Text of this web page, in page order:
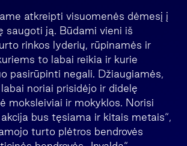
atkreipti visuomenės dėmesį į
saugoti ją. Būdami vieni iš
rinkos lyderių, rūpinamės ir
to labai reikia ir kurie
pasirūpinti negali. Džiaugiamės,
noriai prisidėjo ir didelę
moksleiviai ir mokyklos. Norisi
bus tęsiama ir kitais metais“,
turto plėtros bendrovės